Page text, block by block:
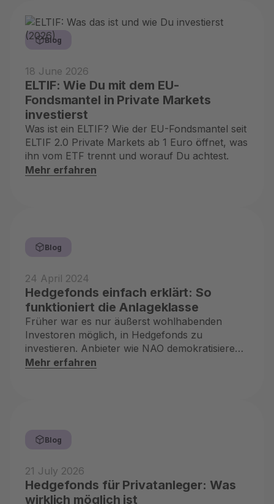
Blog
18 June 2026
ELTIF: Wie Du mit dem EU-
Fondsmantel in Private Markets
investierst
Was ist ein ELTIF? Wie der EU-Fondsmantel seit
ELTIF 2.0 Private Markets ab 1 Euro öffnet, was
ihn vom ETF trennt und worauf Du achtest.
Mehr erfahren
Blog
24 April 2024
Hedgefonds einfach erklärt: So
funktioniert die Anlageklasse
Früher war es nur äußerst wohlhabenden
Investoren möglich, in Hedgefonds zu
investieren. Anbieter wie NAO demokratisieren
diese Assetklasse für Dich
Mehr erfahren
Blog
21 July 2026
Hedgefonds für Privatanleger: Was
wirklich möglich ist